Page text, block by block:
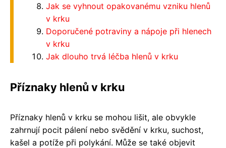
Jak se vyhnout opakovanému vzniku hlenů
v krku
Doporučené potraviny a nápoje při hlenech
v krku
Jak dlouho trvá léčba hlenů v krku
Příznaky hlenů v krku
Příznaky hlenů v krku se mohou lišit, ale obvykle
zahrnují pocit pálení nebo svědění v krku, suchost,
kašel a potíže při polykání. Může se také objevit